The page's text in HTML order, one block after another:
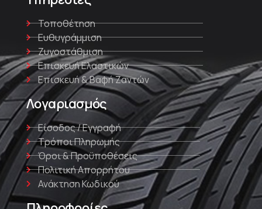
Τοποθέτηση
Ευθυγράμμιση
Ζυγοστάθμιση
Επισκευή Ελαστικών
Επισκευή & Βαφή Ζαντών
Λογαριασμός
Είσοδος / Εγγραφή
Τρόποι Πληρωμής
Όροι & Προϋποθέσεις
Πολιτική Απορρήτου
Ανάκτηση Κωδικού